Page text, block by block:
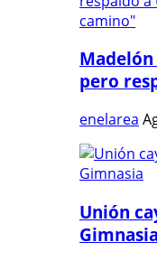
pero
enelarea
Unión
Gimnasia